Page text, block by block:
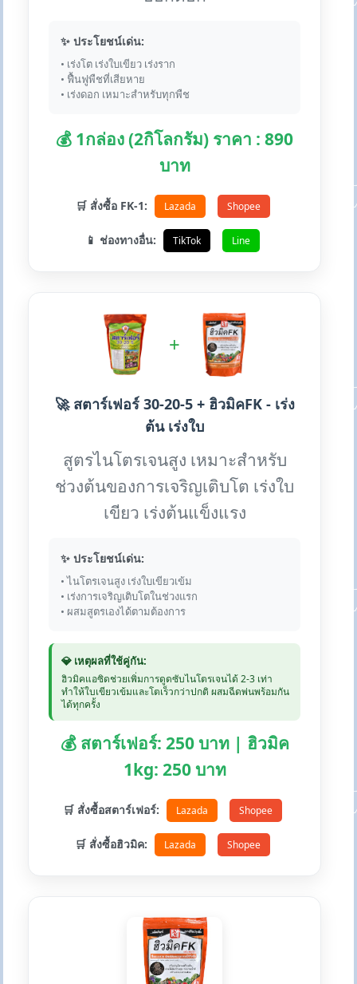
✨ ประโยชน์เด่น:
• เร่งโต เร่งใบเขียว เร่งราก
• ฟื้นฟูพืชที่เสียหาย
• เร่งดอก เหมาะสำหรับทุกพืช
💰 1กล่อง (2กิโลกรัม) ราคา : 890
บาท
🛒 สั่งซื้อ FK-1: Lazada Shopee
📱 ช่องทางอื่น: TikTok Line
+
🚀 สตาร์เฟอร์ 30-20-5 + ฮิวมิคFK - เร่ง
ต้น เร่งใบ
สูตรไนโตรเจนสูง เหมาะสำหรับ
ช่วงต้นของการเจริญเติบโต เร่งใบ
เขียว เร่งต้นแข็งแรง
✨ ประโยชน์เด่น:
• ไนโตรเจนสูง เร่งใบเขียวเข้ม
• เร่งการเจริญเติบโตในช่วงแรก
• ผสมสูตรเองได้ตามต้องการ
💎 เหตุผลที่ใช้คู่กัน:
ฮิวมิคแอซิดช่วยเพิ่มการดูดซับไนโตรเจนได้ 2-3 เท่า
ทำให้ใบเขียวเข้มและโตเร็วกว่าปกติ ผสมฉีดพ่นพร้อมกัน
ได้ทุกครั้ง
💰 สตาร์เฟอร์: 250 บาท | ฮิวมิค
1kg: 250 บาท
🛒 สั่งซื้อสตาร์เฟอร์: Lazada Shopee
🛒 สั่งซื้อฮิวมิค: Lazada Shopee